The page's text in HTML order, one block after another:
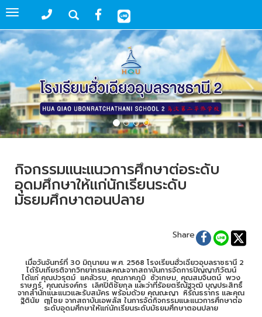
Toggle
navigation
กิจกรรมแนะแนวการศึกษาต่อระดับ
อุดมศึกษาให้แก่นักเรียนระดับ
มัธยมศึกษาตอนปลาย
Share
เมื่อวันจันทร์ที่ 30 มิถุนายน พ.ศ. 2568 โรงเรียนฮั่วเฉียวอุบลราชธานี 2
ได้รับเกียรติจากวิทยากรและคณะจากสถาบันการจัดการปัญญาภิวัฒน์
ได้แก่ คุณปวรุตม์ แคล้วรบ, คุณภาคภูมิ ซัวเกษม, คุณสมจินตน์ พวง
ราษฎร์, คุณณรงค์กร เลิศปิติชัยกุล และว่าที่ร้อยตรีณัฐวุฒิ บุญประสิทธิ์
จากสำนักแนะแนวและรับสมัคร พร้อมด้วย คุณณะญา หิรัณธรากร และคุณ
ฐิตินัย ฤๅไชย จากสถาบันเอพลัส ในการจัดกิจกรรมแนะแนวการศึกษาต่อ
ระดับอุดมศึกษาให้แก่นักเรียนระดับมัธยมศึกษาตอนปลาย